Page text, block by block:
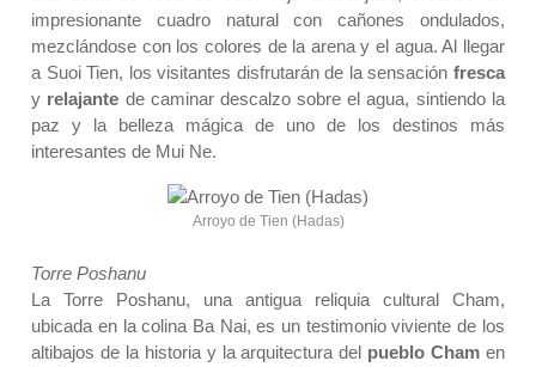
impresionante cuadro natural con cañones ondulados,
mezclándose con los colores de la arena y el agua. Al llegar
a Suoi Tien, los visitantes disfrutarán de la sensación fresca
y relajante de caminar descalzo sobre el agua, sintiendo la
paz y la belleza mágica de uno de los destinos más
interesantes de Mui Ne.
Arroyo de Tien (Hadas)
Torre Poshanu
La Torre Poshanu, una antigua reliquia cultural Cham,
ubicada en la colina Ba Nai, es un testimonio viviente de los
altibajos de la historia y la arquitectura del pueblo Chamen